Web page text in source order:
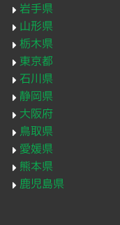
岩手県
山形県
栃木県
東京都
石川県
静岡県
大阪府
鳥取県
愛媛県
熊本県
鹿児島県